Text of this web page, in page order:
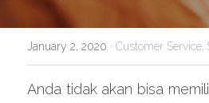
January 2, 2020 · Customer Service,
Anda tidak akan bisa